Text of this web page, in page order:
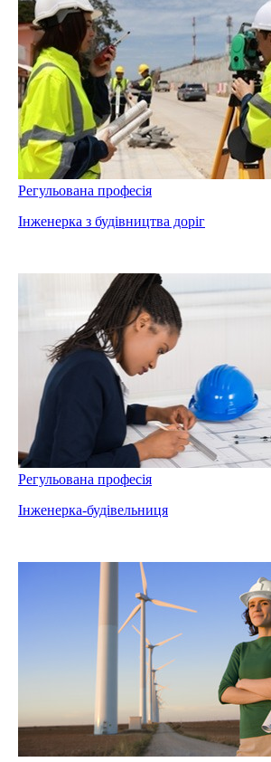
Регульована професія
Інженерка з будівництва доріг
Регульована професія
Інженерка-будівельниця